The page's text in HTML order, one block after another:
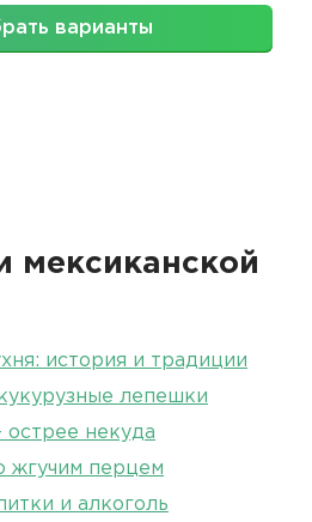
варианты
мексиканской
история и традиции
лепешки
некуда
жгучим перцем
и алкоголь